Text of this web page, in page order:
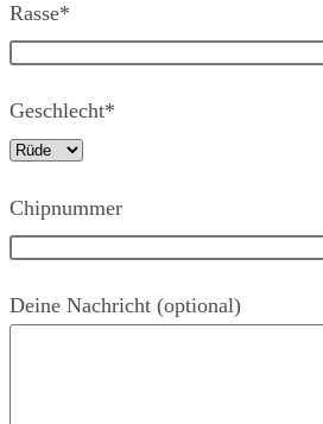
Rasse*
Geschlecht*
Chipnummer
Deine Nachricht (optional)